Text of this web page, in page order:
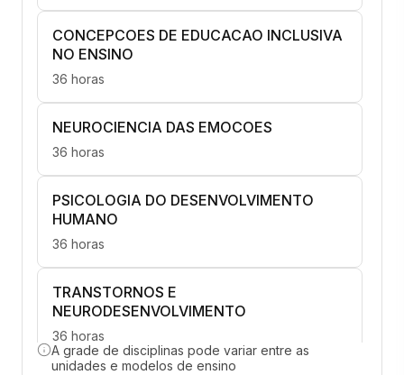
CONCEPCOES DE EDUCACAO INCLUSIVA
NO ENSINO
36 horas
NEUROCIENCIA DAS EMOCOES
36 horas
PSICOLOGIA DO DESENVOLVIMENTO
HUMANO
36 horas
TRANSTORNOS E
NEURODESENVOLVIMENTO
36 horas
A grade de disciplinas pode variar entre as
unidades e modelos de ensino